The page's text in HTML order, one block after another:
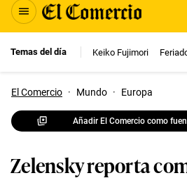
Temas del día Keiko Fujimori
El Comercio · Mundo · Europa
Añadir El Comercio como
Zelensky reporta